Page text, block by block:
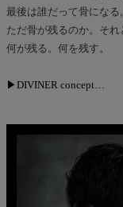
最後は誰だって骨になる
ただ骨が残るのか。それ
何が残る。何を残す。
▶DIVINER concept…